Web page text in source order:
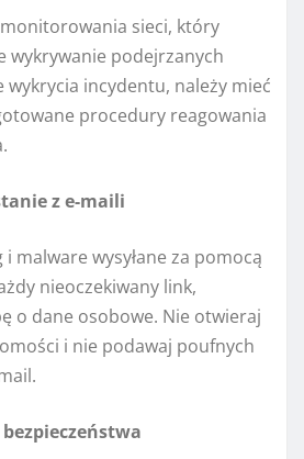
sieci, który
wykrywanie podejrzanych
wykrycia incydentu, należy mieć
procedury reagowania
z e-maili
malware wysyłane za pomocą
nieoczekiwany link,
o dane osobowe. Nie otwieraj
i nie podawaj poufnych